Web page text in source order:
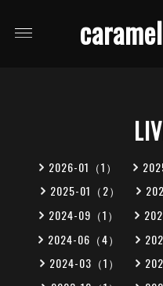
2026-01（1）
2025-01（2）
2024-09（1）
2024-06（4）
2024-03（1）